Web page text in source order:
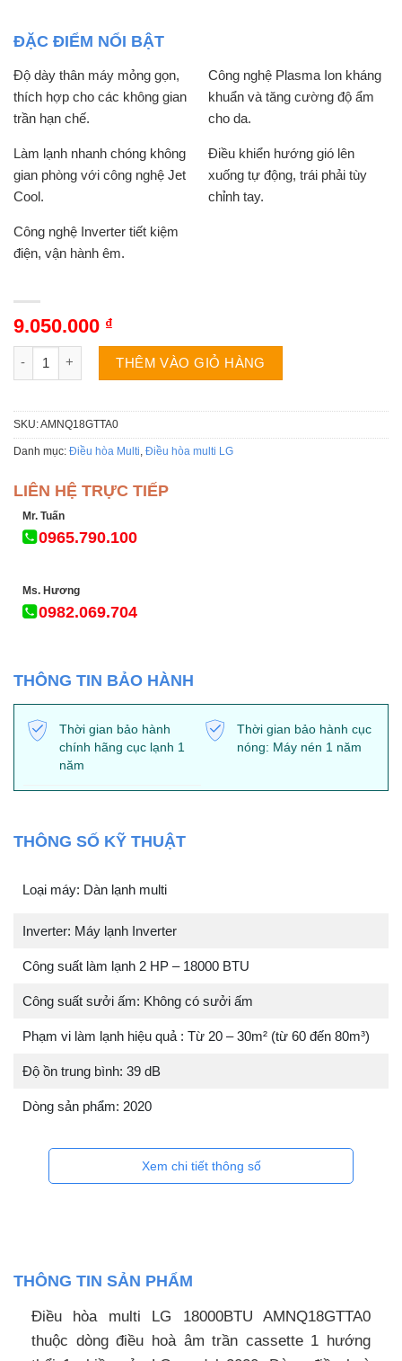
ĐẶC ĐIỂM NỔI BẬT
Độ dày thân máy mỏng gọn,
thích hợp cho các không gian
trần hạn chế.
Công nghệ Plasma Ion kháng
khuẩn và tăng cường độ ẩm
cho da.
Làm lạnh nhanh chóng không
gian phòng với công nghệ Jet
Cool.
Điều khiển hướng gió lên
xuống tự động, trái phải tùy
chỉnh tay.
Công nghệ Inverter tiết kiệm
điện, vận hành êm.
9.050.000 ₫
Điều hòa multi âm trần LG AMNQ18GTTA0 âm trần 1 chiều
THÊM VÀO GIỎ HÀNG
SKU:AMNQ18GTTA0
Danh mục: Điều hòa Multi, Điều hòa multi LG
LIÊN HỆ TRỰC TIẾP
Mr. Tuấn
0965.790.100
Ms. Hương
0982.069.704
THÔNG TIN BẢO HÀNH
Thời gian bảo hành
chính hãng cục lạnh 1
năm
Thời gian bảo hành cục
nóng: Máy nén 1 năm
THÔNG SỐ KỸ THUẬT
Loại máy: Dàn lạnh multi
Inverter: Máy lạnh Inverter
Công suất làm lạnh 2 HP – 18000 BTU
Công suất sưởi ấm: Không có sưởi ấm
Phạm vi làm lạnh hiệu quả : Từ 20 – 30m² (từ 60 đến 80m³)
Độ ồn trung bình: 39 dB
Dòng sản phẩm: 2020
Xem chi tiết thông số
THÔNG TIN SẢN PHẨM
Điều hòa multi LG 18000BTU AMNQ18GTTA0
thuộc dòng điều hoà âm trần cassette 1 hướng